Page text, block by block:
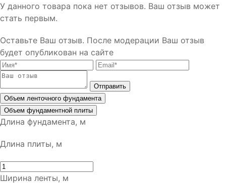
У данного товара пока нет отзывов. Ваш отзыв может
стать первым.
Оставьте Ваш отзыв. После модерации Ваш отзыв
будет опубликован на сайте
Отправить
Объем ленточного фундамента
Объем фундаментной плиты
Длина фундамента, м
Длина плиты, м
Ширина ленты, м